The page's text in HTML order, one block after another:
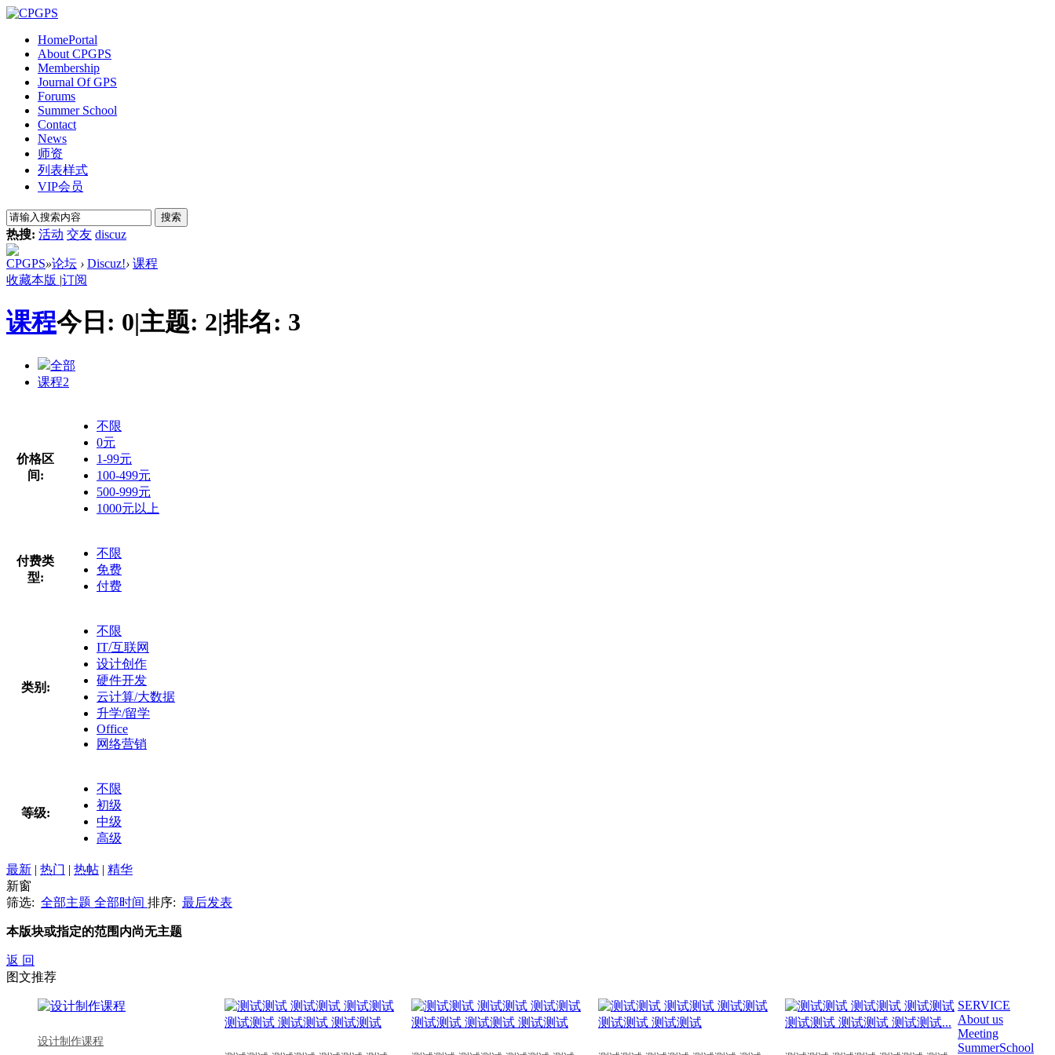
HomePortal
About CPGPS
Membership
Journal Of GPS
Forums
Summer School
Contact
News
师资
列表样式
VIP会员
搜索
热搜: 活动 交友 discuz
CPGPS»论坛 › Discuz!› 课程
收藏本版 |订阅
课程今日: 0|主题: 2|排名: 3
全部
课程2
价格区
间:
不限
0元
1-99元
100-499元
500-999元
1000元以上
付费类
型:
不限
免费
付费
类别:
不限
IT/互联网
设计创作
硬件开发
云计算/大数据
升学/留学
Office
网络营销
等级:
不限
初级
中级
高级
最新 | 热门 | 热帖 | 精华
新窗
筛选: 全部主题 全部时间 排序: 最后发表
本版块或指定的范围内尚无主题
返 回
图文推荐
设计制作课程
SERVICE
About us
Meeting
SummerSchool